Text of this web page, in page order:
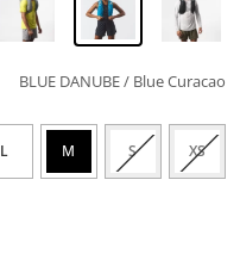
BLUE DANUBE / Blue Curacao
XS
S
M
L